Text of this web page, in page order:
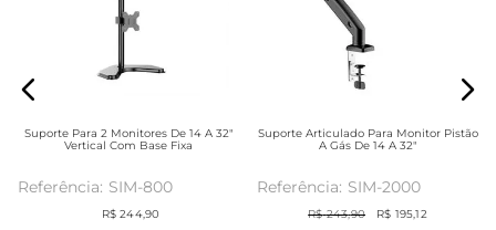
Suporte Para 2 Monitores De 14 A 32"
Vertical Com Base Fixa
SIM-800
R$ 244,90
Suporte Articulado Para Monitor Pistão
A Gás De 14 A 32"
SIM-2000
R$ 243,90 R$ 195,12